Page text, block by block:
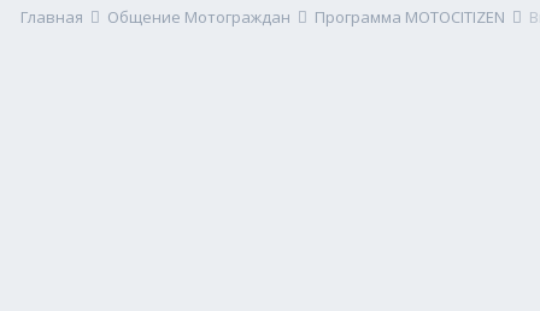
Главная Общение Мотограждан Программа MOTOCITIZEN